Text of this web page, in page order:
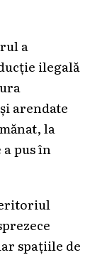
a
ilegală
arendate
la
pus în
spațiile de